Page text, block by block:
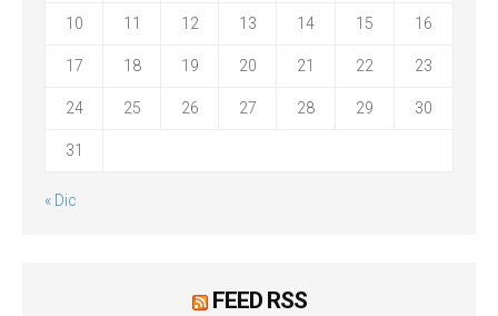
10 11 12 13 14 15 16
17 18 19 20 21 22 23
24 25 26 27 28 29 30
31
« Dic
FEED RSS